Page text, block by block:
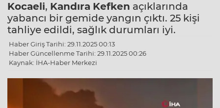
Kocaeli, Kandıra Kefken açıklarında
yabancı bir gemide yangın çıktı. 25 kişi
tahliye edildi, sağlık durumları iyi.
Haber Giriş Tarihi: 29.11.2025 00:13
Haber Güncellenme Tarihi: 29.11.2025 00:26
Kaynak: İHA-Haber Merkezi